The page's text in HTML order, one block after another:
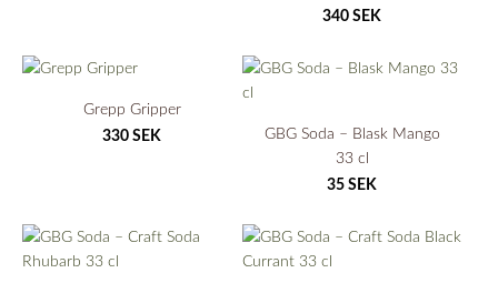
340 SEK
Grepp Gripper
330 SEK
GBG Soda – Blask Mango
33 cl
35 SEK